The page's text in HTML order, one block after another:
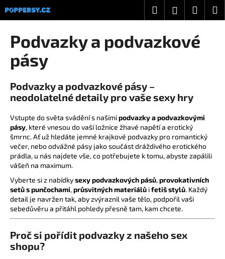
na
obsah
HledatPřihlášení
Podvazky a podvazkové
pásy
Podvazky a podvazkové pásy –
neodolatelné detaily pro vaše sexy hry
Vstupte do světa svádění s našimipodvazky a podvazkovými
pásy, které vnesou do vaší ložnice žhavé napětí a erotický
šmrnc. Ať už hledáte jemné krajkové podvazky pro romantický
večer, nebo odvážné pásy jako součást dráždivého erotického
prádla, u nás najdete vše, co potřebujete k tomu, abyste zapálili
vášeň na maximum.
Vyberte si z nabídkysexy podvazkových pásů,provokativních
setů s punčochami,průsvitných materiálů ifetiš stylů. Každý
detail je navržen tak, aby zvýraznil vaše tělo, podpořil vaši
sebedůvěru a přitáhl pohledy přesně tam, kam chcete.
Proč si pořídit podvazky z našeho sex
shopu?
K
o
C
o
p
o
ř
e
b
u
j
e
t
e
a
j